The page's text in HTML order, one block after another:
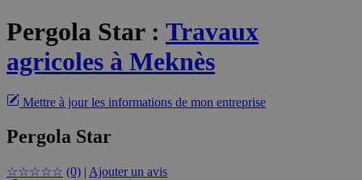
Pergola Star: Travaux
agricoles à Meknès
Mettre à jour les informations de mon entreprise
Pergola Star
☆☆☆☆☆ (0) | Ajouter un avis